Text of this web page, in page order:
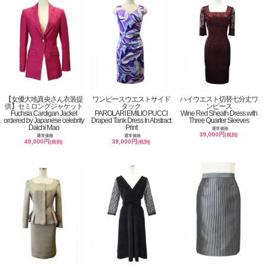
【女優大地真央さん衣装提
供】セミロングジャケット
Fuchsia Cardigan Jacket
ordered by Japanese celebrity
Daichi Mao
通常価格
49,000円(税別)
ワンピースウエストサイド
タック
PAROLARI EMILIO PUCCI
Draped Tank Dress In Abstract
Print
通常価格
39,000円(税別)
ハイウエスト切替七分丈ワ
ンピース
Wine Red Sheath Dress with
Three Quarter Sleeves
通常価格
39,000円(税別)